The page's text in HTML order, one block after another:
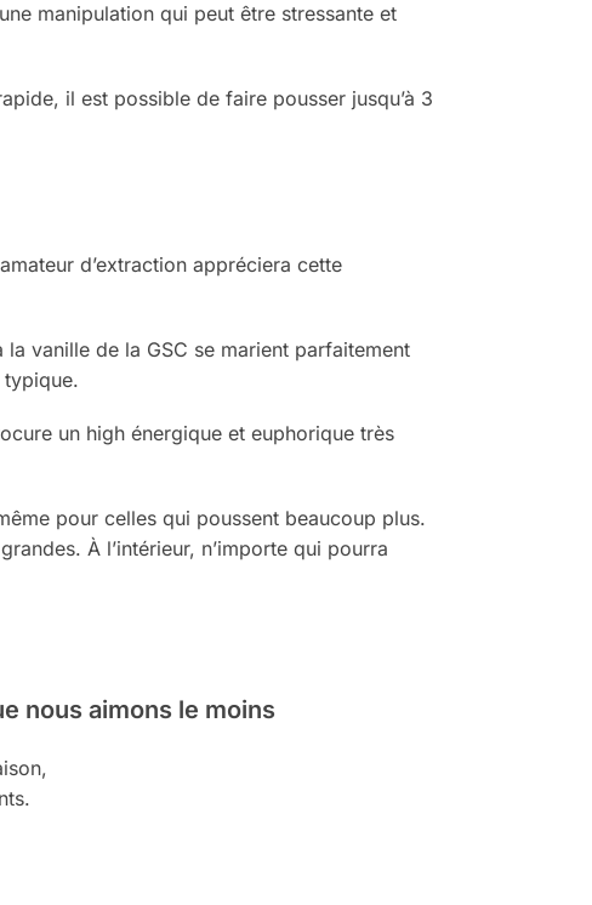
manipulation qui peut être stressante et
il est possible de faire pousser jusqu’à 3
d’extraction appréciera cette
vanille de la GSC se marient parfaitement
typique.
un high énergique et euphorique très
pour celles qui poussent beaucoup plus.
À l’intérieur, n’importe qui pourra
nous aimons le moins